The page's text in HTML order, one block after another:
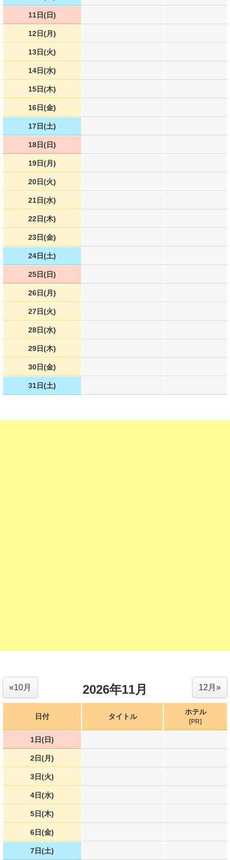
11日(日)
12日(月)
13日(火)
14日(水)
15日(木)
16日(金)
17日(土)
18日(日)
19日(月)
20日(火)
21日(水)
22日(木)
23日(金)
24日(土)
25日(日)
26日(月)
27日(火)
28日(水)
29日(木)
30日(金)
31日(土)
2026年11月 12月»
«10月
日付 タイトル
ホテル
[PR]
1日(日)
2日(月)
3日(火)
4日(水)
5日(木)
6日(金)
7日(土)